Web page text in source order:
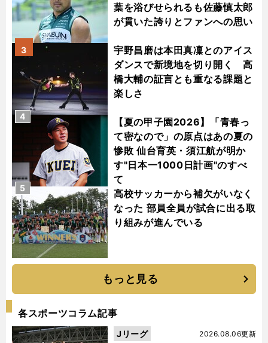
葉を浴びせられるも佐藤慎太郎
が貫いた誇りとファンへの思い
宇野昌磨は本田真凜とのアイス
ダンスで新境地を切り開く 高
橋大輔の証言とも重なる課題と
楽しさ
3
【夏の甲子園2026】「青春っ
て密なので」の原点はあの夏の
惨敗 仙台育英・須江航が明か
す"日本一1000日計画"のすべ
て
4
高校サッカーから補欠がいなく
なった 部員全員が試合に出る取
り組みが進んでいる
5
もっと見る
各スポーツコラム記事
2026.08.06更新
Jリーグ